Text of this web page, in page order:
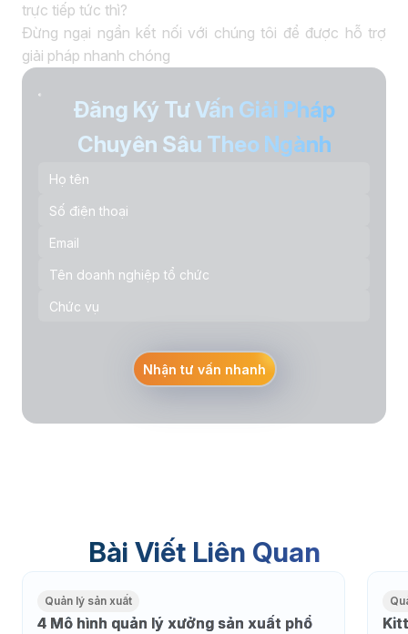
trực tiếp tức thì?
Đừng ngại ngần kết nối với chúng tôi để được hỗ trợ
giải pháp nhanh chóng
Đăng Ký Tư Vấn Giải Pháp
Chuyên Sâu Theo Ngành
Nhận tư vấn nhanh
Bài Viết Liên Quan
Quản lý sản xuất
4 Mô hình quản lý xưởng sản xuất phổ